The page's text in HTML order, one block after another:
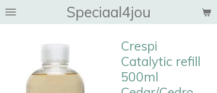
Ga
Speciaal4jou
Crespi
Catalytic refill
500ml